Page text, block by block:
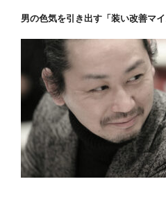
男の色気を引き出す「装い改善マイ